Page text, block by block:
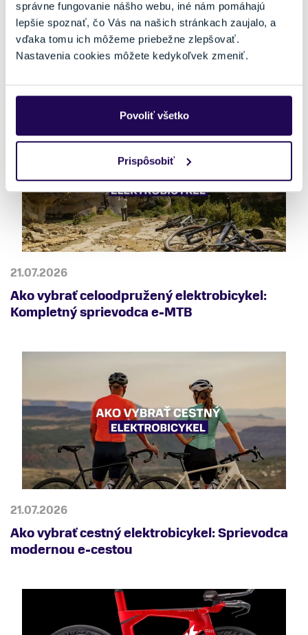
správne fungovanie nášho webu, iné nám pomáhajú
lepšie spoznať, čo Vás na našich stránkach zaujalo, a
vďaka tomu ich môžeme priebežne zlepšovať.
Nastavenia cookies môžete kedykoľvek zmeniť.
Povoliť všetko
Prispôsobiť
22.07.2026
21.07.2026
Ako vybrať celoodpružený elektrobicykel:
Kompletný sprievodca e-MTB
21.07.2026
Ako vybrať cestný elektrobicykel: Sprievodca
modernou e-cestou